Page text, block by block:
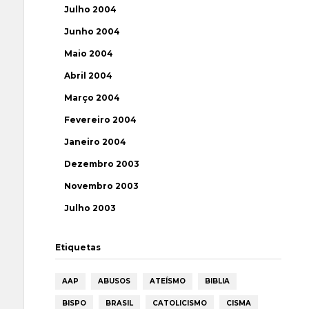
Julho 2004
Junho 2004
Maio 2004
Abril 2004
Março 2004
Fevereiro 2004
Janeiro 2004
Dezembro 2003
Novembro 2003
Julho 2003
Etiquetas
AAP ABUSOS ATEÍSMO BIBLIA
BISPO BRASIL CATOLICISMO CISMA